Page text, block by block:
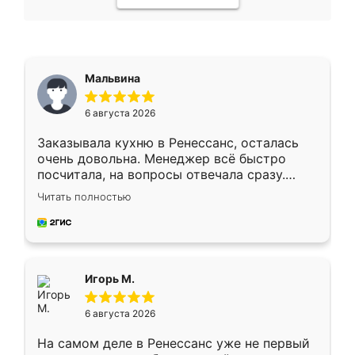
Мальвина
6 августа 2026
Заказывала кухню в Ренессанс, осталась
очень довольна. Менеджер всё быстро
посчитала, на вопросы отвечала сразу.
Замерщик приехал в субботу, подошёл к
делу со всей ответственностью. Собрали
за день, ребята работали аккуратно, даже
Читать полностью
Игорь М.
6 августа 2026
На самом деле в Ренессанс уже не первый